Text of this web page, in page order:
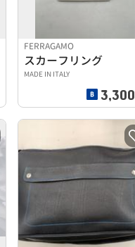
FERRAGAMO
スカーフリング
MADE IN ITALY
3,300